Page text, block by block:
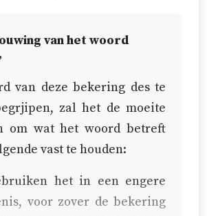
van het woord
van deze bekering des te
zal het de moeite
om wat het woord betreft
vast te houden:
het in een engere
voor zover de bekering